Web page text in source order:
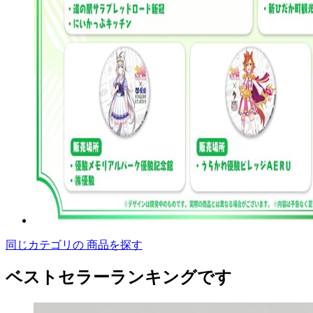
同じカテゴリの 商品を探す
ベストセラーランキングです